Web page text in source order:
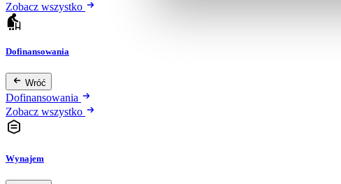
Zobacz wszystko
Dofinansowania
Wróć
Dofinansowania
Zobacz wszystko
Wynajem